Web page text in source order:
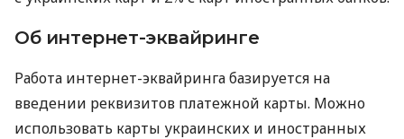
Об интернет-эквайринге
Работа интернет-эквайринга базируется на
введении реквизитов платежной карты. Можно
использовать карты украинских и иностранных